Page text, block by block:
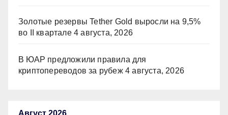
Золотые резервы Tether Gold выросли на 9,5%
во II квартале 4 августа, 2026
В ЮАР предложили правила для
криптопереводов за рубеж 4 августа, 2026